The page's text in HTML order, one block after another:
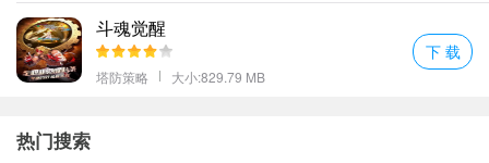
斗魂觉醒
塔防策略 大小:829.79 MB
下 载
热门搜索